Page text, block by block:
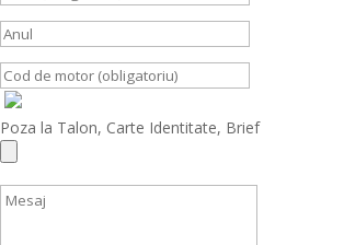
Poza la Talon, Carte Identitate, Brief